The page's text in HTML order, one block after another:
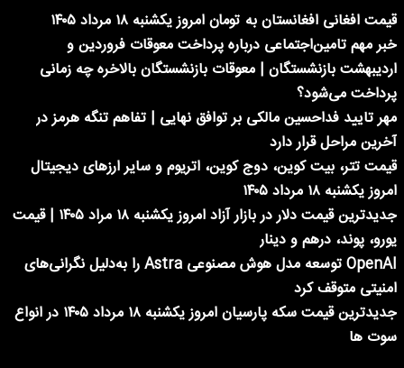
قیمت افغانی افغانستان به تومان امروز یکشنبه ۱۸ مرداد ۱۴۰۵
خبر مهم تامین‌اجتماعی درباره پرداخت معوقات فروردین و
اردیبهشت بازنشستگان | معوقات بازنشستگان بالاخره چه زمانی
پرداخت می‌شود؟
مهر تایید فداحسین مالکی بر توافق نهایی | تفاهم تنگه هرمز در
آخرین مراحل قرار دارد
قیمت تتر، بیت کوین،‌ دوج کوین، اتریوم و سایر ارزهای دیجیتال
امروز یکشنبه ۱۸ مرداد ۱۴۰۵
جدیدترین قیمت دلار در بازار آزاد امروز یکشنبه ۱۸ مراد ۱۴۰۵ | قیمت
یورو، پوند، درهم و دینار
OpenAI توسعه مدل هوش مصنوعی Astra را به‌دلیل نگرانی‌های
امنیتی متوقف کرد
جدیدترین قیمت سکه پارسیان امروز یکشنبه ۱۸ مرداد ۱۴۰۵ در انواع
سوت ها